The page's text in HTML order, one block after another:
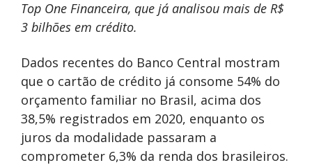
Top One Financeira, que já analisou mais de R$
3 bilhões em crédito.
Dados recentes do Banco Central mostram
que o cartão de crédito já consome 54% do
orçamento familiar no Brasil, acima dos
38,5% registrados em 2020, enquanto os
juros da modalidade passaram a
comprometer 6,3% da renda dos brasileiros.